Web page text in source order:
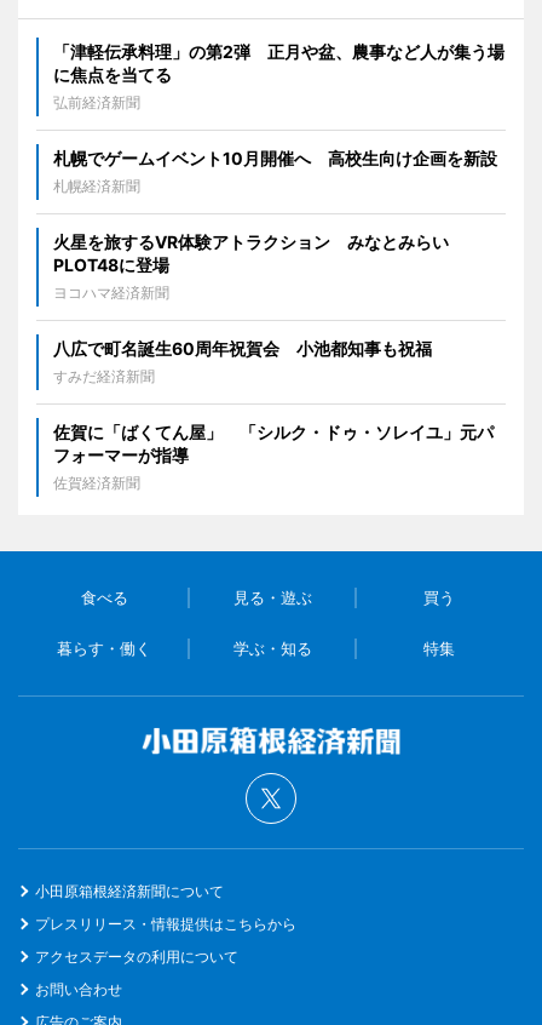
「津軽伝承料理」の第2弾 正月や盆、農事など人が集う場
に焦点を当てる
弘前経済新聞
札幌でゲームイベント10月開催へ 高校生向け企画を新設
札幌経済新聞
火星を旅するVR体験アトラクション みなとみらい
PLOT48に登場
ヨコハマ経済新聞
八広で町名誕生60周年祝賀会 小池都知事も祝福
すみだ経済新聞
佐賀に「ばくてん屋」 「シルク・ドゥ・ソレイユ」元パ
フォーマーが指導
佐賀経済新聞
食べる 見る・遊ぶ 買う
暮らす・働く 学ぶ・知る 特集
小田原箱根経済新聞について
プレスリリース・情報提供はこちらから
アクセスデータの利用について
お問い合わせ
広告のご案内